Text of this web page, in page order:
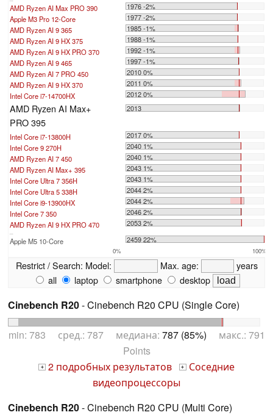
AMD Ryzen AI Max PRO 390
1976 -2%
Apple M3 Pro 12-Core
1977 -2%
AMD Ryzen AI 9 365
1985 -1%
AMD Ryzen AI 9 HX 375
1988 -1%
AMD Ryzen AI 9 HX PRO 370
1992 -1%
AMD Ryzen AI 9 465
1997 -1%
AMD Ryzen AI 7 PRO 450
2010 0%
AMD Ryzen AI 9 HX 370
2011 0%
Intel Core i7-14700HX
2012 0%
AMD Ryzen AI Max+
PRO 395
2013
Intel Core i7-13800H
2017 0%
Intel Core 9 270H
2040 1%
AMD Ryzen AI 7 450
2040 1%
AMD Ryzen AI Max+ 395
2043 1%
Intel Core Ultra 7 356H
2043 1%
Intel Core Ultra 5 338H
2044 2%
Intel Core i9-13900HX
2044 2%
Intel Core 7 350
2046 2%
AMD Ryzen AI 9 HX PRO 470
2053 2%
Apple M5 10-Core 2459 22%
0% 100%
Restrict / Search: Model: Max. age:
years
all
laptop smartphone desktop
Cinebench R20- Cinebench R20 CPU (Single Core)
min: 783 сред.: 787 медиана: 787 (85%) макс.: 791
Points
+ 2 подробных результатов + Соседние
видеопроцессоры
Cinebench R20- Cinebench R20 CPU (Multi Core)